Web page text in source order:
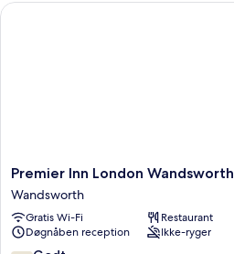
Premier
Inn
London
Wandsworth
Wandsworth
Premier Inn London Wandsworth
Wandsworth
Gratis Wi-Fi
Restaurant
Døgnåben reception
Ikke-ryger
Premier Inn London Wandsworth